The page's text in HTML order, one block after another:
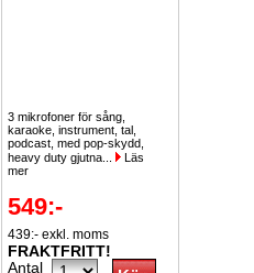
3 mikrofoner för sång,
karaoke, instrument, tal,
podcast, med pop-skydd,
heavy duty gjutna...
Läs
mer
549:-
439:- exkl. moms
FRAKTFRITT!
Antal